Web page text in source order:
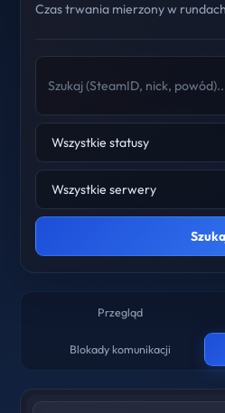
Czas trwania mierzony w
Przegląd
Blokady komunikacji